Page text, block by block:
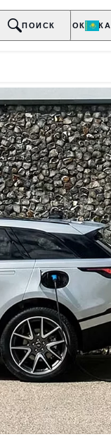
О БРЕНДЕ ПОКУПКА
ПОИСК